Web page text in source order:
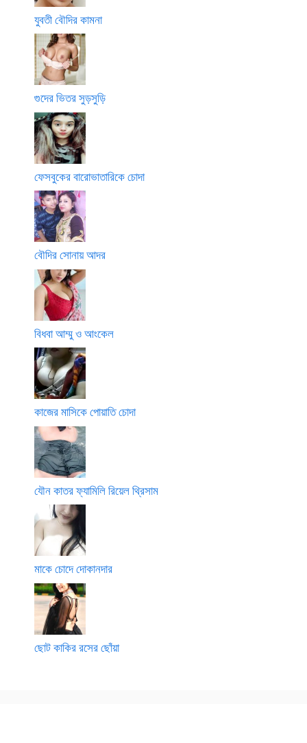
যুবতী বৌদির কামনা
গুদের ভিতর সুড়সুড়ি
ফেসবুকের বারোভাতারিকে চোদা
বৌদির সোনায় আদর
বিধবা আম্মু ও আংকেল
কাজের মাসিকে পোয়াতি চোদা
যৌন কাতর ফ্যামিলি রিয়েল থ্রিসাম
মাকে চোদে দোকানদার
ছোট কাকির রসের ছোঁয়া